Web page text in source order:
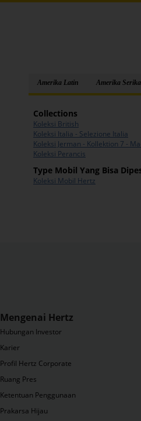
Amerika Latin Amerika
Collections
Koleksi British
Koleksi Italia - Selezione Italia
Koleksi Jerman - Kollektion 7 -
Koleksi Perancis
Type Mobil Yang Bisa
Koleksi Mobil Hertz
Mengenai Hertz
Hubungan Investor
Karier
Profil Hertz Corporate
Ruang Pres
Ketentuan Penggunaan
Prakarsa Hijau